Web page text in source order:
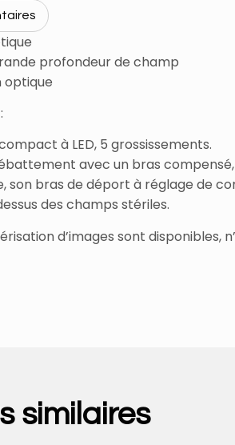
profondeur de champ
optique
à LED, 5 grossissements.
avec un bras
son bras de déport à réglage de
des champs stériles.
d’images sont disponibles,
similaires